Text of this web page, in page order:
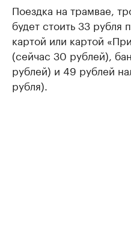
Поездка на трамвае,
будет стоить 33 рубля
картой или картой
(сейчас 30 рублей),
рублей) и 49 рублей
рубля).